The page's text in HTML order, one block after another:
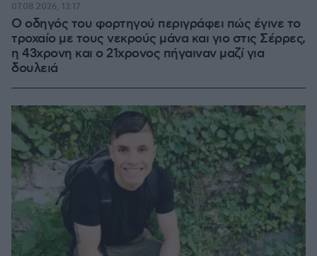
Ο οδηγός του φορτηγού περιγράφει πώς έγινε το
τροχαίο με τους νεκρούς μάνα και γιο στις Σέρρες,
η 43χρονη και ο 21χρονος πήγαιναν μαζί για
δουλειά
07.08.2026, 13:17